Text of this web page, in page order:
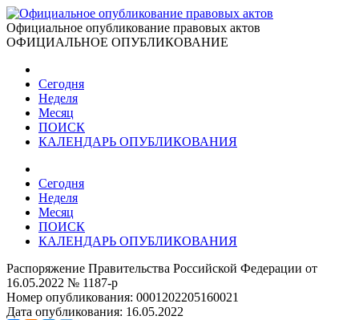
Официальное опубликование правовых актов
ОФИЦИАЛЬНОЕ ОПУБЛИКОВАНИЕ
Сегодня
Неделя
Месяц
ПОИСК
КАЛЕНДАРЬ ОПУБЛИКОВАНИЯ
Сегодня
Неделя
Месяц
ПОИСК
КАЛЕНДАРЬ ОПУБЛИКОВАНИЯ
Распоряжение Правительства Российской Федерации от
16.05.2022 № 1187-р
Номер опубликования: 0001202205160021
Дата опубликования: 16.05.2022